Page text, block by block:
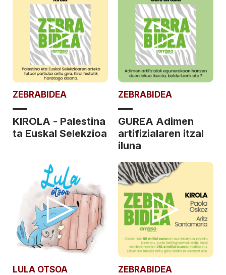
ZEBRABIDEA
KIROLA - Palestina
ta Euskal Selekzioa
ZEBRABIDEA
GUREA Adimen
artifizialaren itzal
iluna
LULA OTSOA ZEBRABIDEA